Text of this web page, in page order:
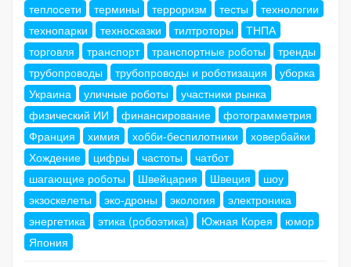
теплосети
термины терроризм тесты
технологии
технопарки
техносказки тилтроторы
ТНПА
торговля
транспорт транспортные роботы
тренды
трубопроводы
трубопроводы и роботизация
уборка
Украина
уличные роботы
участники рынка
физический ИИ
финансирование
фотограмметрия
Франция
химия хобби-беспилотники
ховербайки
Хождение
цифры частоты
чатбот
шагающие роботы
Швейцария Швеция
шоу
экзоскелеты
эко-дроны экология
электроника
энергетика
этика (робоэтика) Южная Корея
юмор
Япония